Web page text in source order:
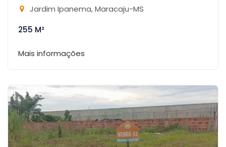
Jardim Ipanema, Maracaju-MS
255 M²
Mais informações